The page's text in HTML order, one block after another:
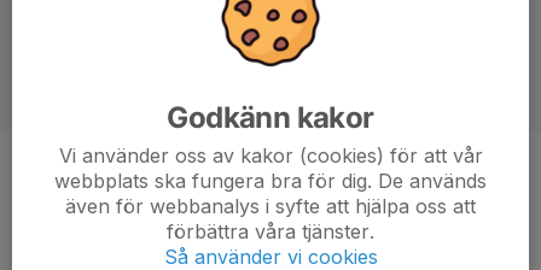
Ålder 15 år
Godkänn kakor
Vi använder oss av kakor (cookies) för att vår
webbplats ska fungera bra för dig. De används
även för webbanalys i syfte att hjälpa oss att
förbättra våra tjänster.
Så använder vi cookies